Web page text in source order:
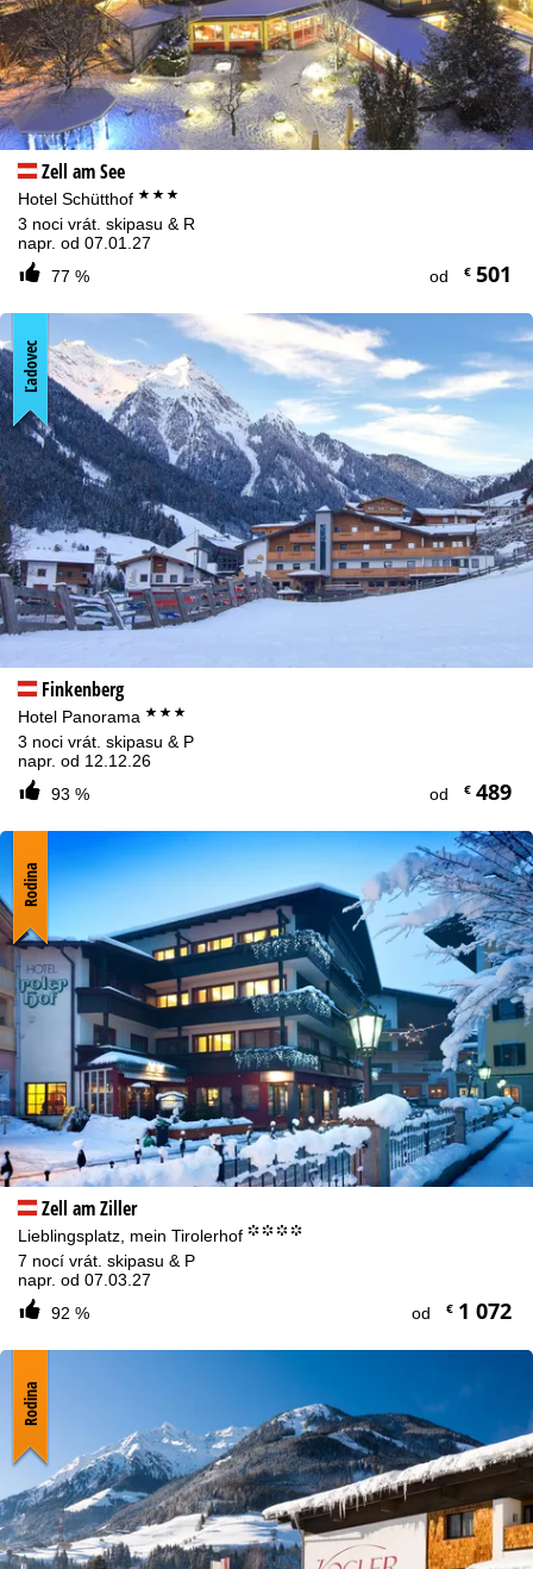
Zell am See
Hotel Schütthof ***
3 noci vrát. skipasu & R
napr. od 07.01.27
77 %
od €501
Finkenberg
Hotel Panorama ***
3 noci vrát. skipasu & P
napr. od 12.12.26
93 %
od €489
Ľadovec
Zell am Ziller
Lieblingsplatz, mein Tirolerhof °°°°
7 nocí vrát. skipasu & P
napr. od 07.03.27
92 %
od €1 072
Rodina
Rodina